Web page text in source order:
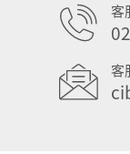
客
客